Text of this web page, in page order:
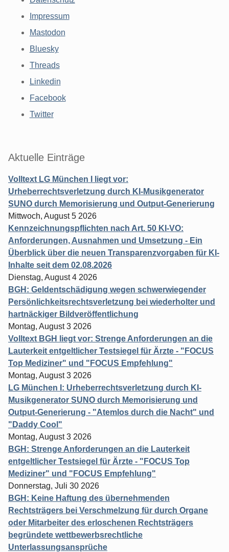
Impressum
Mastodon
Bluesky
Threads
Linkedin
Facebook
Twitter
Aktuelle Einträge
Volltext LG München I liegt vor:
Urheberrechtsverletzung durch KI-Musikgenerator
SUNO durch Memorisierung und Output-Generierung
Mittwoch, August 5 2026
Kennzeichnungspflichten nach Art. 50 KI-VO:
Anforderungen, Ausnahmen und Umsetzung - Ein
Überblick über die neuen Transparenzvorgaben für KI-
Inhalte seit dem 02.08.2026
Dienstag, August 4 2026
BGH: Geldentschädigung wegen schwerwiegender
Persönlichkeitsrechtsverletzung bei wiederholter und
hartnäckiger Bildveröffentlichung
Montag, August 3 2026
Volltext BGH liegt vor: Strenge Anforderungen an die
Lauterkeit entgeltlicher Testsiegel für Ärzte - "FOCUS
Top Mediziner" und "FOCUS Empfehlung"
Montag, August 3 2026
LG München I: Urheberrechtsverletzung durch KI-
Musikgenerator SUNO durch Memorisierung und
Output-Generierung - "Atemlos durch die Nacht" und
"Daddy Cool"
Montag, August 3 2026
BGH: Strenge Anforderungen an die Lauterkeit
entgeltlicher Testsiegel für Ärzte - "FOCUS Top
Mediziner" und "FOCUS Empfehlung"
Donnerstag, Juli 30 2026
BGH: Keine Haftung des übernehmenden
Rechtsträgers bei Verschmelzung für durch Organe
oder Mitarbeiter des erloschenen Rechtsträgers
begründete wettbewerbsrechtliche
Unterlassungsansprüche